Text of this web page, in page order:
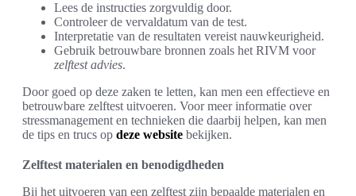
Lees de instructies zorgvuldig door.
Controleer de vervaldatum van de test.
Interpretatie van de resultaten vereist nauwkeurigheid.
Gebruik betrouwbare bronnen zoals het RIVM voor
zelftest advies.
Door goed op deze zaken te letten, kan men een effectieve en
betrouwbare zelftest uitvoeren. Voor meer informatie over
stressmanagement en technieken die daarbij helpen, kan men
de tips en trucs op deze website bekijken.
Zelftest materialen en benodigdheden
Bij het uitvoeren van een zelftest zijn bepaalde materialen en